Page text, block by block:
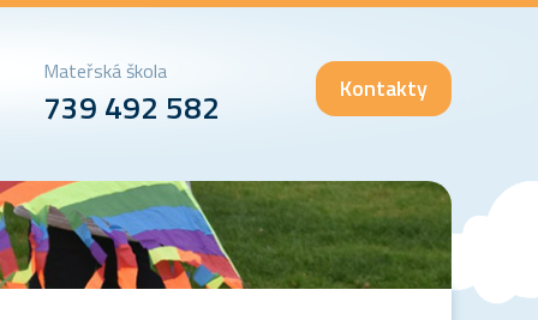
Kontakty
Mateřská škola
739 492 582